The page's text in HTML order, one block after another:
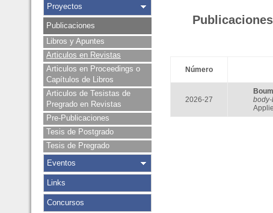
Proyectos
Publicaciones
Libros y Apuntes
Articulos en Revistas
Articulos en Proceedings o
Capítulos de Libros
Articulos de Tesistas de
Pregrado en Revistas
Pre-Publicaciones
Tesis de Postgrado
Tesis de Pregrado
Eventos
Links
Concursos
Número
2026-27